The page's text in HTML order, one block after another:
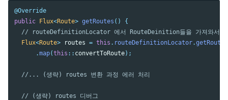
@Override
public Flux<Route> getRoutes ()
{
// routeDefinitionLocator 에서 RouteDeinition들을 가져와서
Flux<Route> routes = this . routeDefinitionLocator.
.map(this :: convertToRoute);
//... (생략) routes 변환 과정 에러 처리
// (생략) routes 디버그